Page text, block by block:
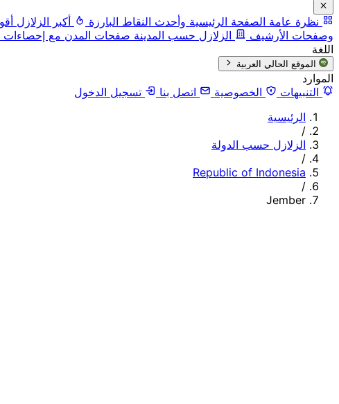
نظرة عامة الصفحة الرئيسية وأحدث النقاط البارزة أكبر الزلازل
وصفحات الأرشيف
الزلازل حسب المدينة صفحات المدن مع إحصاءات
اللغة
الموقع الحالي العربية
الموارد
التنبيهات
الخصوصية اتصل بنا
تسجيل الدخول
الرئيسية
/
الزلازل حسب الدولة
/
Republic of Indonesia
/
Jember